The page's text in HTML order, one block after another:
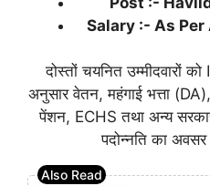
Salary :- As Per
दोस्तों चयनित उम्मीदवारों
अनुसार वेतन, महंगाई भत्ता
पेंशन, ECHS तथा अन्य
पदोन्नति का